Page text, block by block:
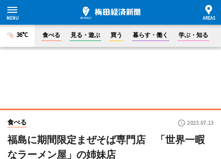
36°C 食べる 見る・遊ぶ 買う 暮らす・働く 学ぶ・知る
食べる 2023.07.13
福島に期間限定まぜそば専門店 「世界一暇
なラーメン屋」の姉妹店